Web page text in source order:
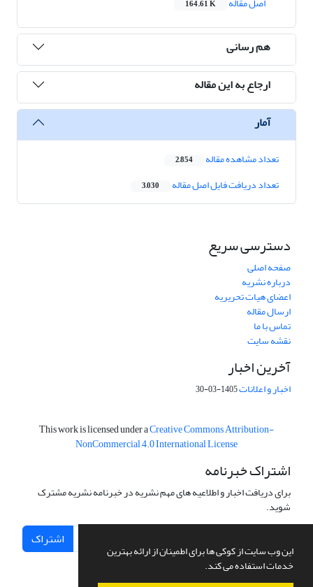
این وب سایت از کوکی ها برای اطمینان از ارائه بهترین
خدمات استفاده می کند.
164.61 K
هم رسانی
ارجاع به این مقاله
آمار
تعداد مشاهده مقاله 2,854
تعداد دریافت فایل اصل مقاله 3,030
دسترسی سریع
صفحه اصلی
درباره نشریه
اعضای هیات تحریریه
ارسال مقاله
تماس با ما
نقشه سایت
آخرین اخبار
اخبار و اعلانات1405-03-30
This work is licensed under aCreative Commons Attribution-
NonCommercial 4.0 International License
اشتراک خبرنامه
برای دریافت اخبار و اطلاعیه های مهم نشریه در خبرنامه نشریه مشترک
شوید.
اشتراک